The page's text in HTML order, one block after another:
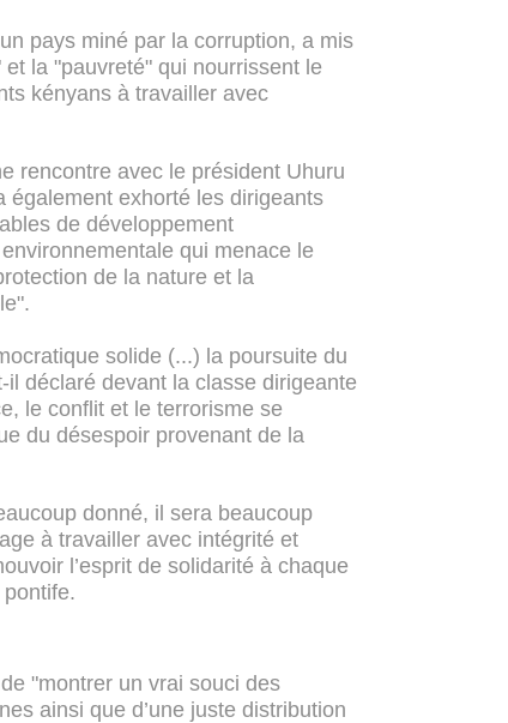
pays miné par la corruption, a mis
la "pauvreté" qui nourrissent le
kényans à travailler avec
rencontre avec le président Uhuru
également exhorté les dirigeants
de développement
qui menace le
de la nature et la
solide (...) la poursuite du
déclaré devant la classe dirigeante
le conflit et le terrorisme se
du désespoir provenant de la
donné, il sera beaucoup
à travailler avec intégrité et
l’esprit de solidarité à chaque
"montrer un vrai souci des
ainsi que d’une juste distribution